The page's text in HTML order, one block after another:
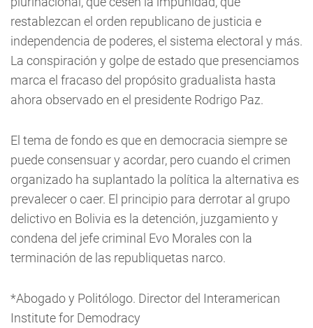
restablezcan el orden republicano de justicia e
independencia de poderes, el sistema electoral y más.
La conspiración y golpe de estado que presenciamos
marca el fracaso del propósito gradualista hasta
ahora observado en el presidente Rodrigo Paz.
El tema de fondo es que en democracia siempre se
puede consensuar y acordar, pero cuando el crimen
organizado ha suplantado la política la alternativa es
prevalecer o caer. El principio para derrotar al grupo
delictivo en Bolivia es la detención, juzgamiento y
condena del jefe criminal Evo Morales con la
terminación de las republiquetas narco.
*Abogado y Politólogo. Director del Interamerican
Institute for Demodracy